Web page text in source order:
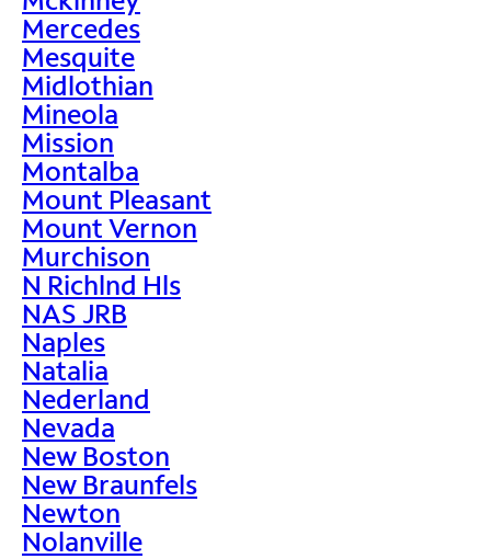
Mercedes
Mesquite
Midlothian
Mineola
Mission
Montalba
Mount Pleasant
Mount Vernon
Murchison
N Richlnd Hls
NAS JRB
Naples
Natalia
Nederland
Nevada
New Boston
New Braunfels
Newton
Nolanville